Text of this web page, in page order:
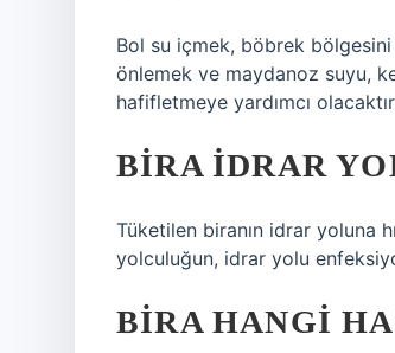
Bol su içmek, böbrek bölgesini
önlemek ve maydanoz suyu,
hafifletmeye yardımcı
BIRA IDRAR
Tüketilen biranın idrar yoluna
yolculuğun, idrar yolu
BIRA HANGI